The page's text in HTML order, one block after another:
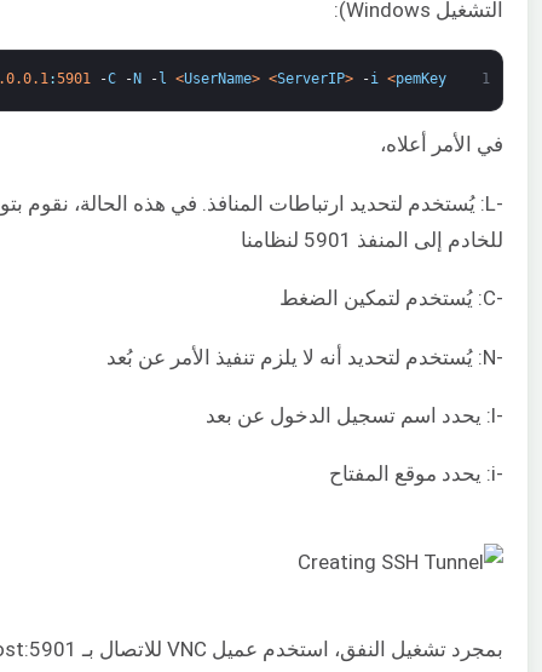
التشغيل Windows):
1
:5901 -C - N - l <UserName> <ServerIP> -i <pemKey
في الأمر أعلاه،
للخادم إلى المنفذ 5901 لنظامنا
-C: يُستخدم لتمكين الضغط
-N: يُستخدم لتحديد أنه لا يلزم تنفيذ الأمر عن بُعد
-l: يحدد اسم تسجيل الدخول عن بعد
-i: يحدد موقع المفتاح